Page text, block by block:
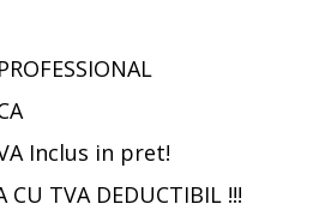
Inclus in pret!
CU TVA DEDUCTIBIL !!!